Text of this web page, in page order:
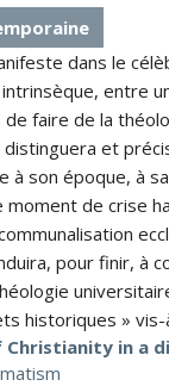
dans le
entre
faire de la
distinguera et
à son époque, à
de crise
pour finir,
historiques »
in a